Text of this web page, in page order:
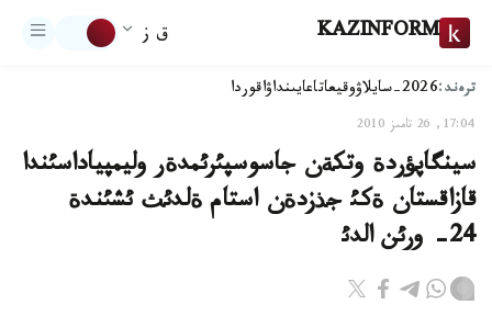
KAZINFORM ق ز
ترەند:2026-سايلاۋ وقيعاتاعايىنداۋاقوردا
17:04, 26 تامىز 2010
سينگاپؤردة وتكةن جاسوسپئرئمدةر وليمپياداسئندا
قازاقستان ةكئ جذزدةن استام ةلدئث ئشئندة
24- ورئن الدئ